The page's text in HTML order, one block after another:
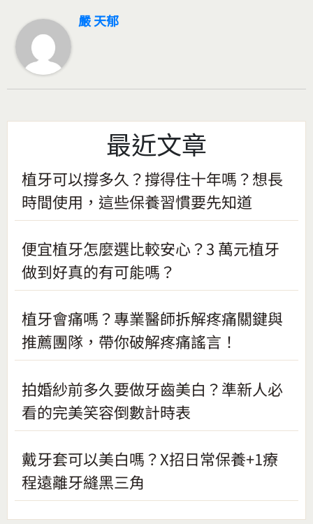
嚴 天郁
最近文章
植牙可以撐多久？撐得住十年嗎？想長
時間使用，這些保養習慣要先知道
便宜植牙怎麼選比較安心？3 萬元植牙
做到好真的有可能嗎？
植牙會痛嗎？專業醫師拆解疼痛關鍵與
推薦團隊，帶你破解疼痛謠言！
拍婚紗前多久要做牙齒美白？準新人必
看的完美笑容倒數計時表
戴牙套可以美白嗎？X招日常保養+1療
程遠離牙縫黑三角